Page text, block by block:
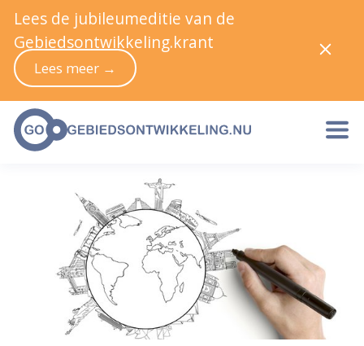
Lees de jubileumeditie van de
Gebiedsontwikkeling.krant
Lees meer →